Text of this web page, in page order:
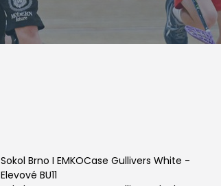
Sokol Brno I EMKOCase Gullivers White -
Elevové BU11